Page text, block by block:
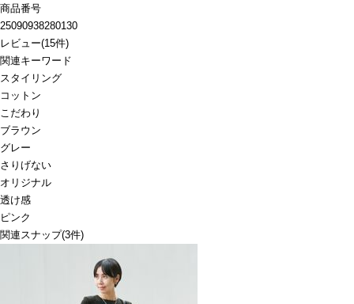
商品番号
25090938280130
レビュー(15件)
関連キーワード
スタイリング
コットン
こだわり
ブラウン
グレー
さりげない
オリジナル
透け感
ピンク
関連スナップ(3件)